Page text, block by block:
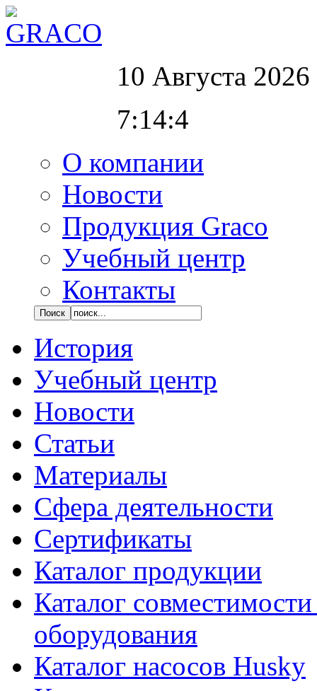
10 Августа 2026
7:14:5
О компании
Новости
Продукция Graco
Учебный центр
Контакты
История
Учебный центр
Новости
Статьи
Материалы
Сфера деятельности
Сертификаты
Каталог продукции
Каталог
оборудования
Каталог насосов Husky